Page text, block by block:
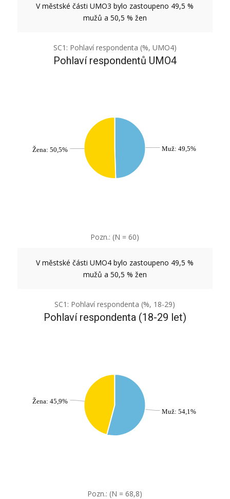
V městské části UMO3 bylo zastoupeno 49,5 %
mužů a 50,5 % žen
SC1: Pohlaví respondenta (%, UMO4)
Pohlaví respondentů UMO4
Muž: 49,5%
Žena: 50,5%
Pozn.: (N = 60)
V městské části UMO4 bylo zastoupeno 49,5 %
mužů a 50,5 % žen
SC1: Pohlaví respondenta (%, 18-29)
Pohlaví respondenta (18-29 let)
Muž: 54,1%
Žena: 45,9%
Pozn.: (N = 68,8)